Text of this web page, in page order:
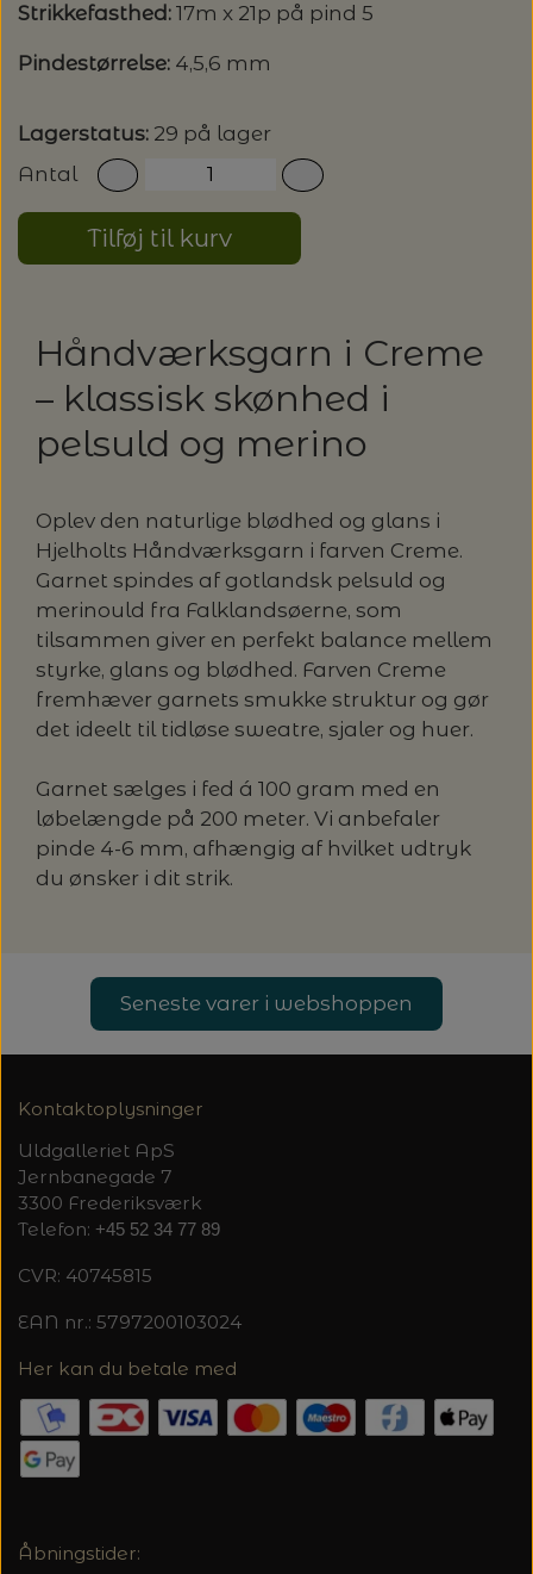
PASCUALI: NEPAL - SPAR 20%
PASCULI: SUAVE - SPAR 20%
PÅ ALLE KITS
PERMIN: SPAR 30% PÅ ALLE
JULEBRODERIER
20%
LANG YARNS
MONDIAL
PERMIN
SOMMERGARN
ODD ROW
OTHER LOOPS
RAUMA
SUSIE HAUMANN
MASKESTOPPERE
MASKEWIRES
MÅLEBÅND / PINDEMÅLERE
OPSKRIFTHOLDER FRA KNITPRO -
SAKSE
STRIKKE- OG SYNÅLE
TRYKLÅSE
Strikkefasthed: 17m x 21p på pind 5
Pindestørrelse: 4,5,6 mm
Lagerstatus: 29 på lager
Antal
Tilføj til kurv
Håndværksgarn i Creme
– klassisk skønhed i
pelsuld og merino
Oplev den naturlige blødhed og glans i
Hjelholts Håndværksgarn i farven Creme.
Garnet spindes af gotlandsk pelsuld og
merinould fra Falklandsøerne, som
tilsammen giver en perfekt balance mellem
styrke, glans og blødhed. Farven Creme
fremhæver garnets smukke struktur og gør
det ideelt til tidløse sweatre, sjaler og huer.
Garnet sælges i fed á 100 gram med en
løbelængde på 200 meter. Vi anbefaler
pinde 4-6 mm, afhængig af hvilket udtryk
du ønsker i dit strik.
Seneste varer i webshoppen
Kontaktoplysninger
Uldgalleriet ApS
Jernbanegade 7
3300 Frederiksværk
Telefon: +45 52 34 77 89
CVR: 40745815
EAN nr.: 5797200103024
Her kan du betale med
Åbningstider: